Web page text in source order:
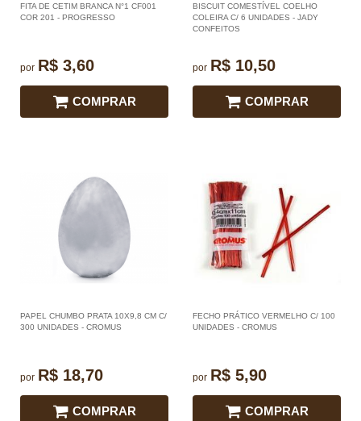
FITA DE CETIM BRANCA N°1 CF001
COR 201 - PROGRESSO
por R$ 3,60
COMPRAR
BISCUIT COMESTÍVEL COELHO
COLEIRA C/ 6 UNIDADES - JADY
CONFEITOS
por R$ 10,50
COMPRAR
PAPEL CHUMBO PRATA 10X9,8 CM C/
300 UNIDADES - CROMUS
por R$ 18,70
COMPRAR
FECHO PRÁTICO VERMELHO C/ 100
UNIDADES - CROMUS
por R$ 5,90
COMPRAR